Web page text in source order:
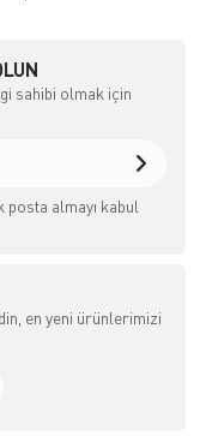
sahibi olmak için
almayı kabul
en yeni ürünlerimizi